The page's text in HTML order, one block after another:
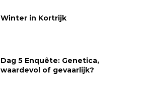
Winter in Kortrijk
Dag 5 Enquête: Genetica,
waardevol of gevaarlijk?